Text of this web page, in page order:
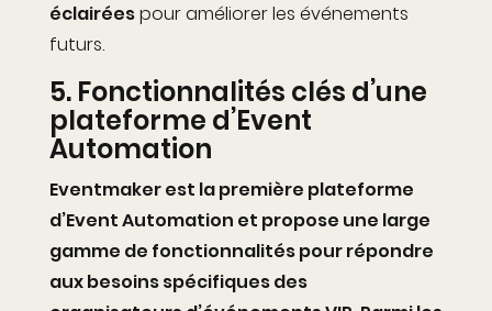
éclairéespour améliorer les événements
futurs.
5. Fonctionnalités clés d’une
plateforme d’Event
Automation
Eventmaker est la première plateforme
d’Event Automation et propose une large
gamme de fonctionnalités pour répondre
aux besoins spécifiques des